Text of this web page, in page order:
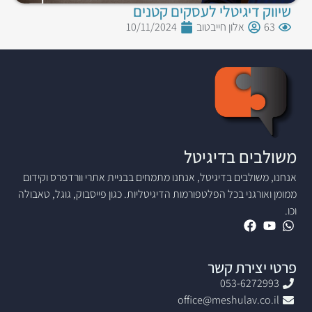
שיווק דיגיטלי לעסקים קטנים
63 אלון חייבטוב 10/11/2024
משולבים בדיגיטל
אנחנו, משולבים בדיגיטל, אנחנו מתמחים בבניית אתרי וורדפרס וקידום
ממומן ואורגני בכל הפלטפורמות הדיגיטליות. כגון פייסבוק, גוגל, טאבולה
וכו.
פרטי יצירת קשר
053-6272993
office@meshulav.co.il